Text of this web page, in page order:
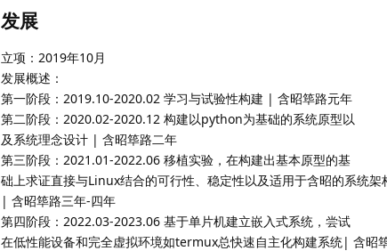
发展
立项：2019年10月
发展概述：
第一阶段：2019.10-2020.02 学习与试验性构建 | 含昭筚路元年
第二阶段：2020.02-2020.12 构建以python为基础的系统原型以
及系统理念设计 | 含昭筚路二年
第三阶段：2021.01-2022.06 移植实验，在构建出基本原型的基
础上求证直接与Linux结合的可行性、稳定性以及适用于含昭的系统架
| 含昭筚路三年-四年
第四阶段：2022.03-2023.06 基于单片机建立嵌入式系统，尝试
在低性能设备和完全虚拟环境如termux总快速自主化构建系统| 含昭